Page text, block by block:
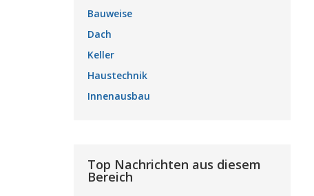
Bauweise
Dach
Keller
Haustechnik
Innenausbau
Top Nachrichten aus diesem
Bereich